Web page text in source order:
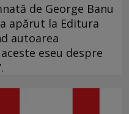
de George Banu
apărut la Editura
autoarea
eseu despre